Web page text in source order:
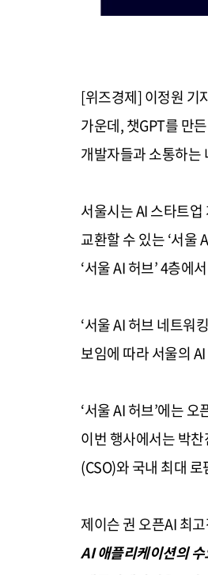
[위즈경제] 이정원 기
가운데,챗GPT를 만든
개발자들과 소통하는
서울시는AI스타트업
교환할 수 있는‘서울
‘서울AI허브’ 4층에
‘서울AI허브 네트워
보임에 따라 서울의AI
‘서울AI허브’에는 오
이번 행사에서는 박찬
(CSO)와 국내 최대
제이슨 권 오픈AI최
AI애플리케이션의